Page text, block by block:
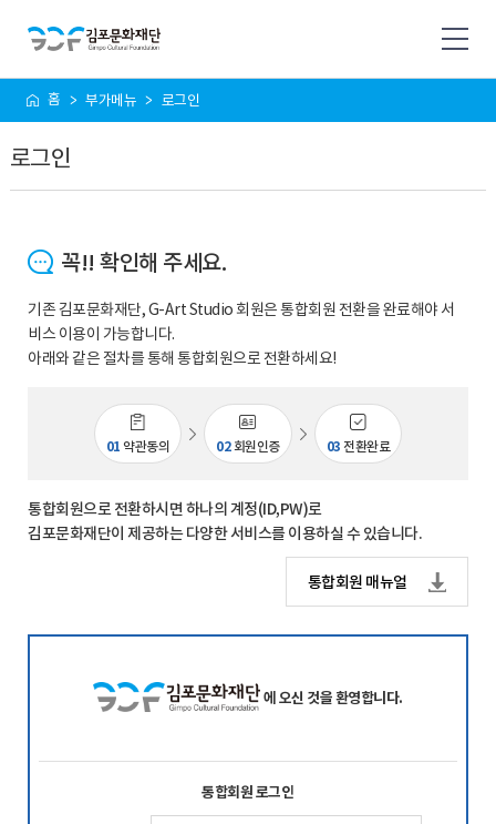
사
이
맵
홈 부가메뉴 로그인
로그인
꼭!! 확인해 주세요.
기존 김포문화재단, G-Art Studio 회원은 통합회원 전환을 완료해야 서
비스 이용이 가능합니다.
아래와 같은 절차를 통해 통합회원으로 전환하세요!
01 약관동의 02회원인증 03 전환완료
통합회원으로 전환하시면 하나의 계정(ID,PW)로
김포문화재단이 제공하는 다양한 서비스를 이용하실 수 있습니다.
통합회원 매뉴얼
에 오신 것을 환영합니다.
통합회원 로그인